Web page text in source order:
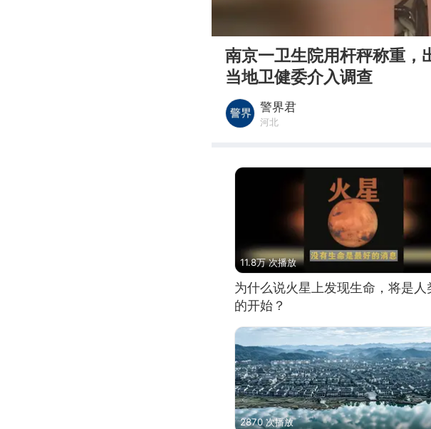
南京一卫生院用杆秤称重，
当地卫健委介入调查
警界君
河北
11.8万 次播放
为什么说火星上发现生命，将是人
的开始？
2870 次播放